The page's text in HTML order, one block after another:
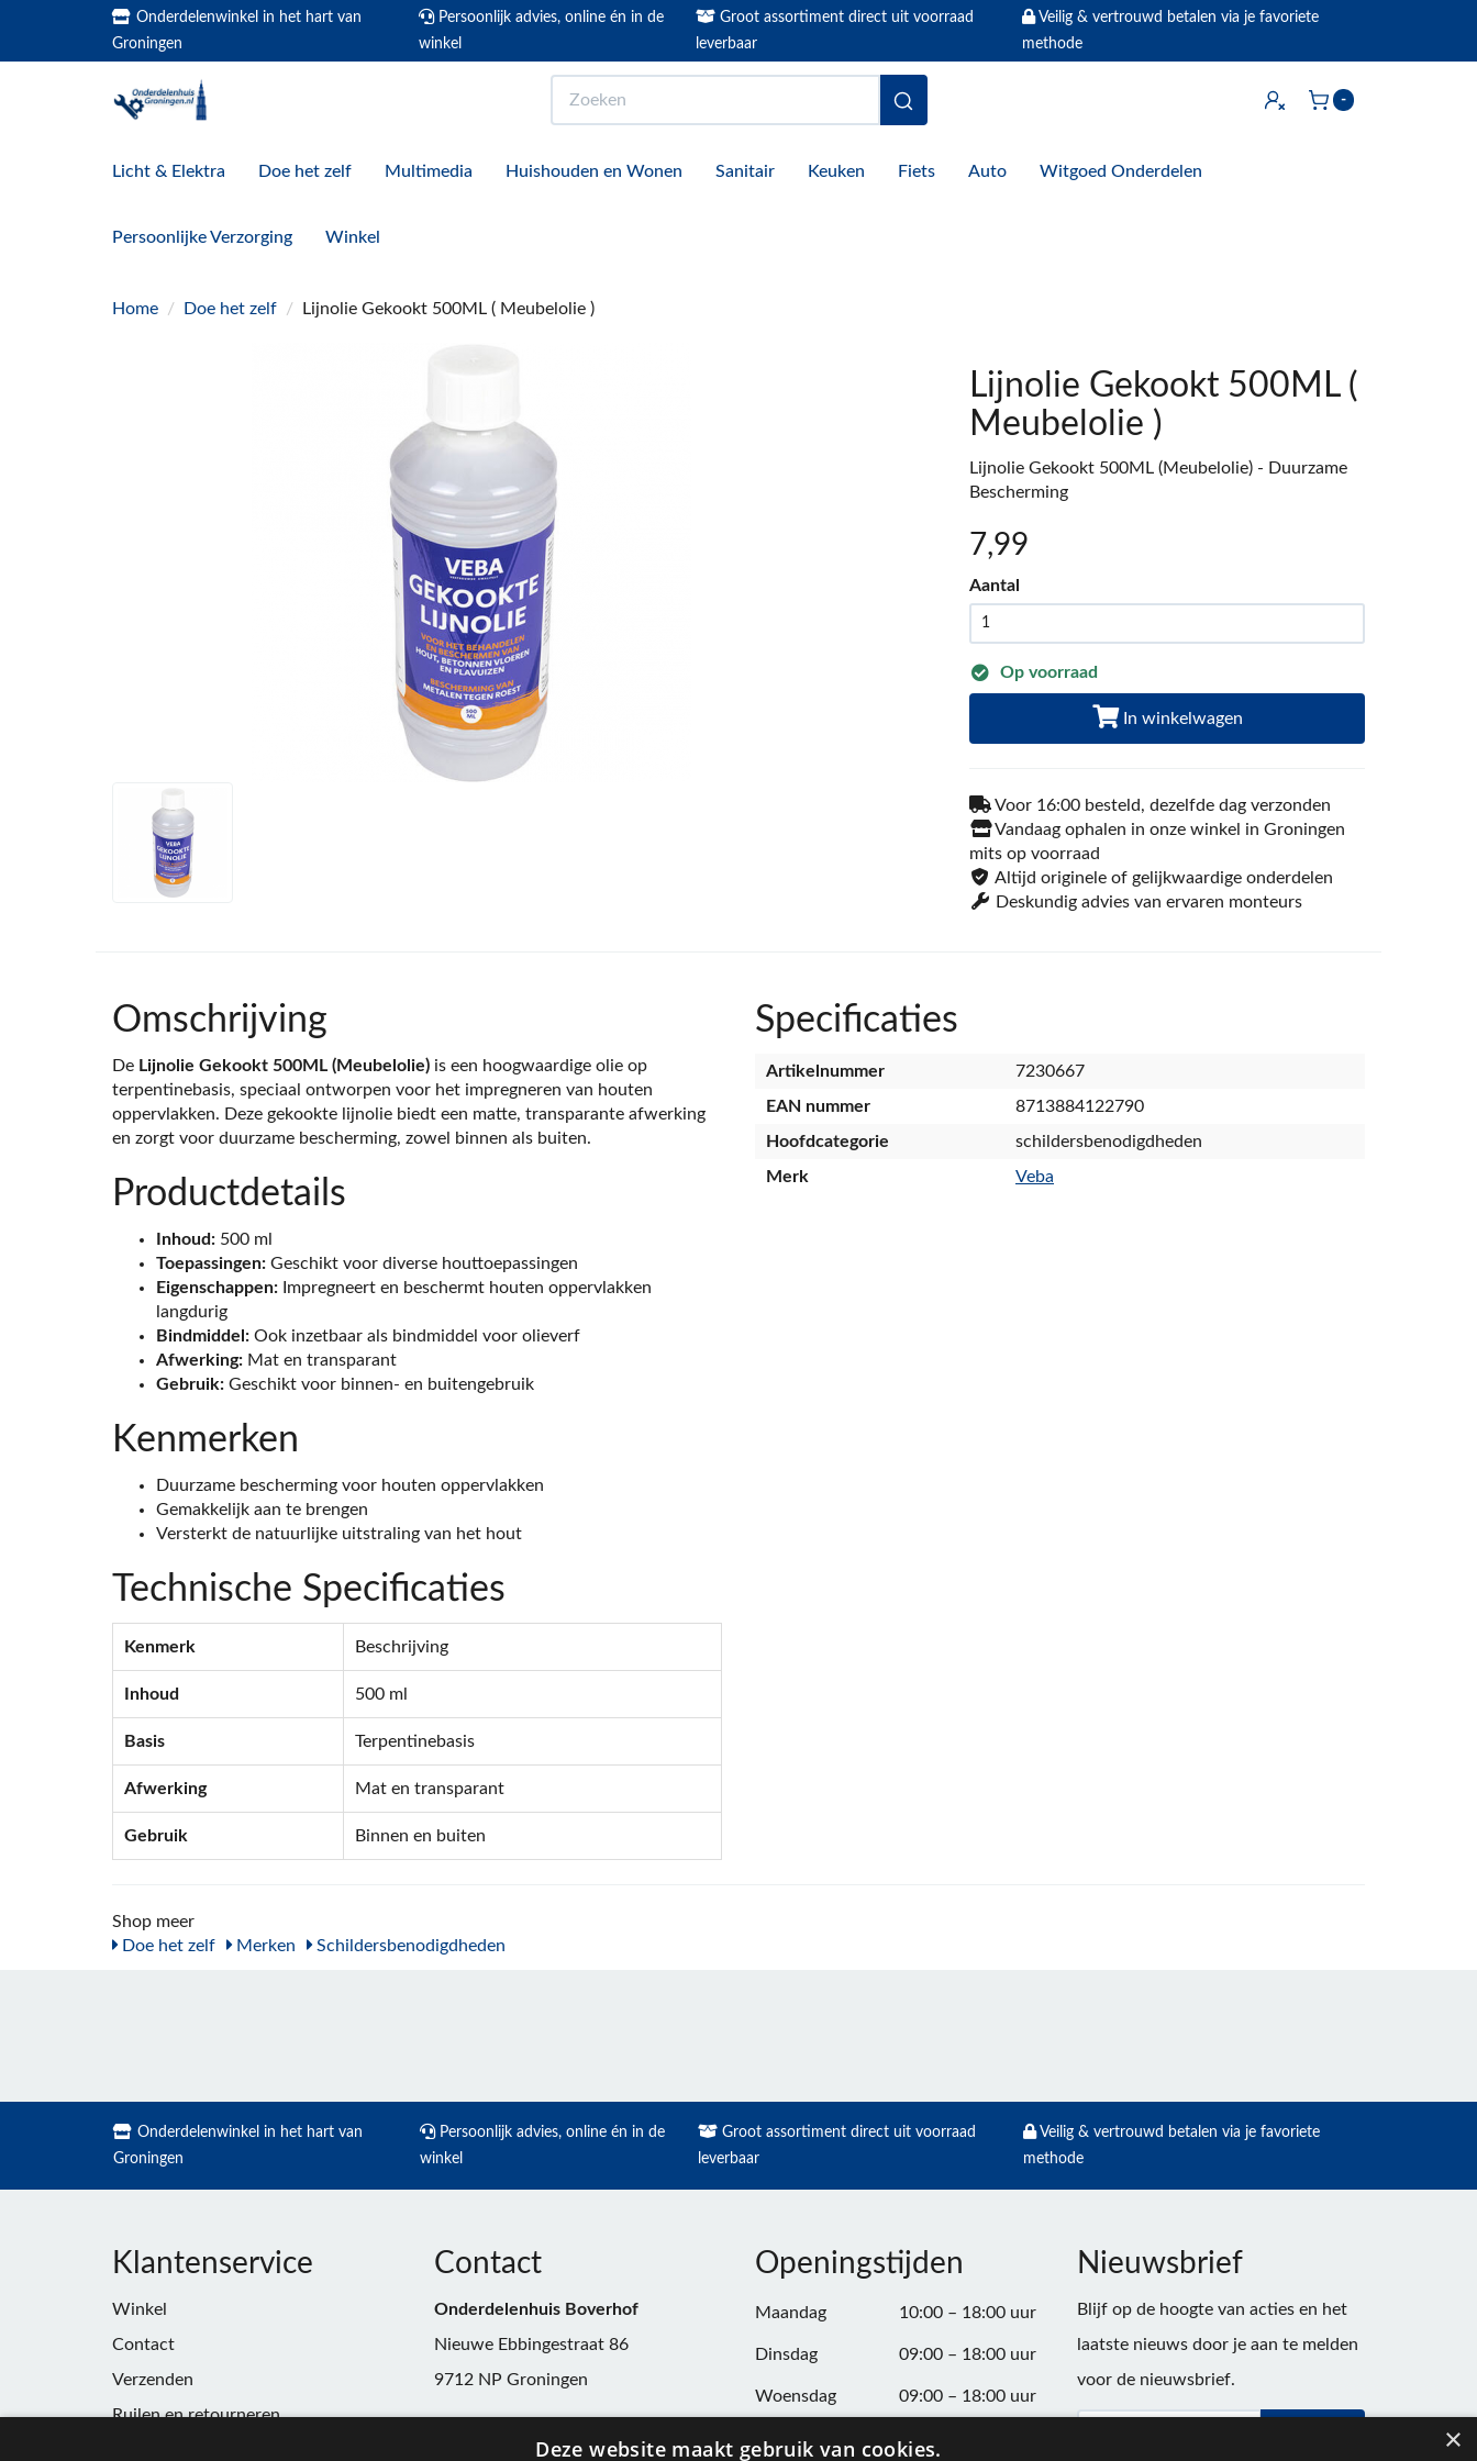
Onderdelenwinkel in het hart van
Groningen
Persoonlijk advies, online én in de
winkel
Groot assortiment direct uit voorraad
leverbaar
Veilig & vertrouwd betalen via je favoriete
methode
Inloggen -
Licht & Elektra Doe het zelf Multimedia Huishouden en Wonen Sanitair Keuken Fiets Auto Witgoed Onderdelen
Persoonlijke Verzorging Winkel
Home / Doe het zelf / Lijnolie Gekookt 500ML ( Meubelolie )
Lijnolie Gekookt 500ML (
Meubelolie )
Lijnolie Gekookt 500ML (Meubelolie) - Duurzame
Bescherming
7,99
Aantal
Op voorraad
In winkelwagen
Voor 16:00 besteld, dezelfde dag verzonden
Vandaag ophalen in onze winkel in Groningen
mits op voorraad
Altijd originele of gelijkwaardige onderdelen
Deskundig advies van ervaren monteurs
Omschrijving
De Lijnolie Gekookt 500ML (Meubelolie) is een hoogwaardige olie op
terpentinebasis, speciaal ontworpen voor het impregneren van houten
oppervlakken. Deze gekookte lijnolie biedt een matte, transparante afwerking
en zorgt voor duurzame bescherming, zowel binnen als buiten.
Productdetails
Inhoud: 500 ml
Toepassingen: Geschikt voor diverse houttoepassingen
Eigenschappen: Impregneert en beschermt houten oppervlakken
langdurig
Bindmiddel: Ook inzetbaar als bindmiddel voor olieverf
Afwerking: Mat en transparant
Gebruik: Geschikt voor binnen- en buitengebruik
Kenmerken
Duurzame bescherming voor houten oppervlakken
Gemakkelijk aan te brengen
Versterkt de natuurlijke uitstraling van het hout
Technische Specificaties
Kenmerk Beschrijving
Inhoud 500 ml
Basis Terpentinebasis
Afwerking Mat en transparant
Gebruik Binnen en buiten
Specificaties
Artikelnummer
7230667
EAN nummer
8713884122790
Hoofdcategorie
schildersbenodigdheden
Merk
Veba
Shop meer
Doe het zelf
Merken Schildersbenodigdheden
Onderdelenwinkel in het hart van
Groningen
Persoonlijk advies, online én in de
winkel
Groot assortiment direct uit voorraad
leverbaar
Veilig & vertrouwd betalen via je favoriete
methode
Klantenservice
Winkel
Contact
Verzenden
Ruilen en retourneren
Contact
Onderdelenhuis Boverhof
Nieuwe Ebbingestraat 86
9712 NP Groningen
Openingstijden
Maandag 10:00 – 18:00 uur
Dinsdag 09:00 – 18:00 uur
Woensdag 09:00 – 18:00 uur
Donderdag 09:00 – 20:00 uur
Nieuwsbrief
Blijf op de hoogte van acties en het
laatste nieuws door je aan te melden
voor de nieuwsbrief.
×
Deze website maakt gebruik van cookies.